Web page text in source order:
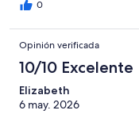
0
Opinión verificada
10/10 Excelente
Elizabeth
6 may. 2026